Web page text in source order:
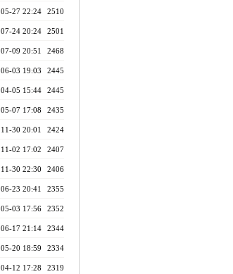
05-27 22:24 2510
07-24 20:24 2501
07-09 20:51 2468
06-03 19:03 2445
04-05 15:44 2445
05-07 17:08 2435
11-30 20:01 2424
11-02 17:02 2407
11-30 22:30 2406
06-23 20:41 2355
05-03 17:56 2352
06-17 21:14 2344
05-20 18:59 2334
04-12 17:28 2319